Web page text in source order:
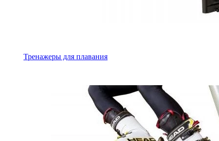
Тренажеры для плавания